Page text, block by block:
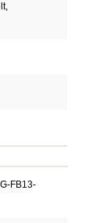
FB13-